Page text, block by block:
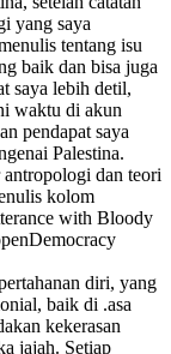
yang saya
tentang isu
baik dan bisa juga
saya lebih detil,
waktu di akun
pendapat saya
Palestina.
dan teori
kolom
with Bloody
diri, yang
baik di .asa
kekerasan
jajah. Setiap